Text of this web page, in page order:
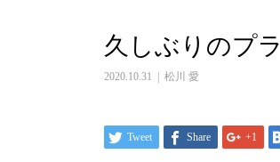
久しぶりのプ
2020.10.31 松川 愛
Tweet Share +1